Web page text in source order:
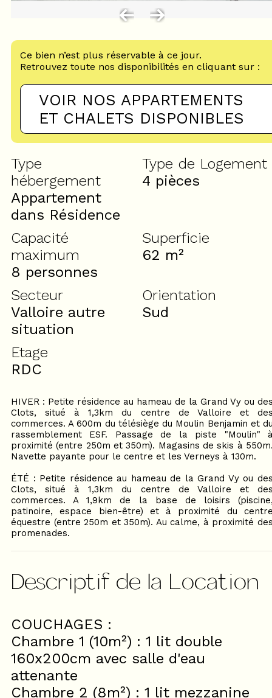
Ce bien n’est plus réservable à ce jour.
Retrouvez toute nos disponibilités en cliquant sur :
VOIR NOS APPARTEMENTS
ET CHALETS DISPONIBLES
Type
hébergement
Appartement
dans Résidence
Type de Logement
4 pièces
Capacité
maximum
8 personnes
Superficie
62 m²
Secteur
Valloire autre
situation
Orientation
Sud
Etage
RDC
HIVER : Petite résidence au hameau de la Grand Vy ou
Clots, situé à 1,3km du centre de Valloire et
commerces. A 600m du télésiège du Moulin Benjamin et
rassemblement ESF. Passage de la piste "Moulin"
proximité (entre 250m et 350m). Magasins de skis à
Navette payante pour le centre et les Verneys à 130m.
ÉTÉ : Petite résidence au hameau de la Grand Vy ou
Clots, situé à 1,3km du centre de Valloire et
commerces. A 1,9km de la base de loisirs
patinoire, espace bien-être) et à proximité du
équestre (entre 250m et 350m). Au calme, à proximité
promenades.
Descriptif de la Location
COUCHAGES :
Chambre 1 (10m²) : 1 lit double
160x200cm avec salle d'eau
attenante
Chambre 2 (8m²) : 1 lit mezzanine